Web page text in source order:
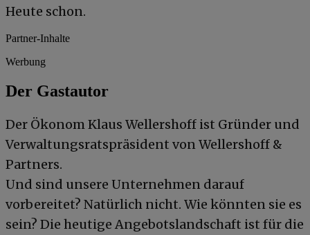
Heute schon.
Partner-Inhalte
Werbung
Der Gastautor
Der Ökonom Klaus Wellershoff ist Gründer und
Verwaltungsratspräsident von Wellershoff &
Partners.
Und sind unsere Unternehmen darauf
vorbereitet? Natürlich nicht. Wie könnten sie es
sein? Die heutige Angebotslandschaft ist für die